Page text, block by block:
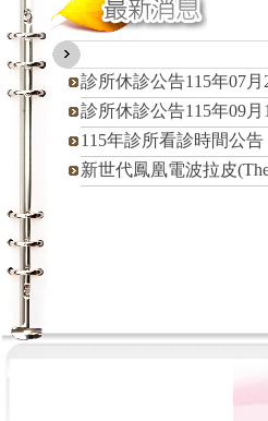
診所休診公告115年07
診所休診公告115年09
115年診所看診時間公告
新世代鳳凰電波拉皮